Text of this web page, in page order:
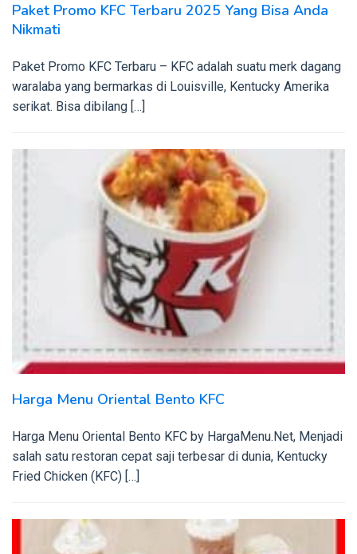
Paket Promo KFC Terbaru 2025 Yang Bisa Anda
Nikmati
Paket Promo KFC Terbaru – KFC adalah suatu merk dagang
waralaba yang bermarkas di Louisville, Kentucky Amerika
serikat. Bisa dibilang […]
Harga Menu Oriental Bento KFC
Harga Menu Oriental Bento KFC by HargaMenu.Net, Menjadi
salah satu restoran cepat saji terbesar di dunia, Kentucky
Fried Chicken (KFC) […]